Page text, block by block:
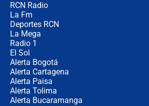
RCN Radio
La Fm
Deportes RCN
La Mega
Radio 1
El Sol
Alerta Bogotá
Alerta Cartagena
Alerta Paisa
Alerta Tolima
Alerta Bucaramanga